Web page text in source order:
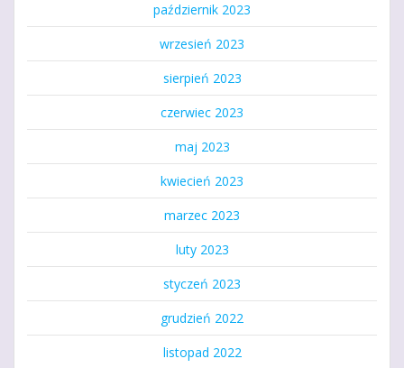
październik 2023
wrzesień 2023
sierpień 2023
czerwiec 2023
maj 2023
kwiecień 2023
marzec 2023
luty 2023
styczeń 2023
grudzień 2022
listopad 2022